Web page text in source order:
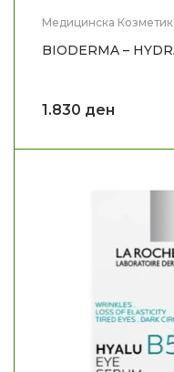
Медицинска
BIODERMA –
1.830 ден